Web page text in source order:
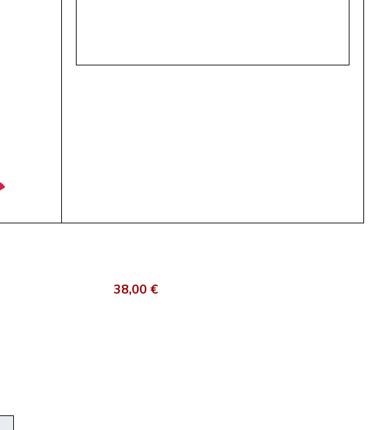
38,00 €